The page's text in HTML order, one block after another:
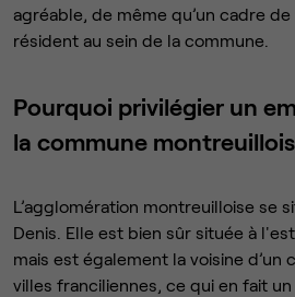
agréable, de même qu’un cadre
résident au sein de la commune.
Pourquoi privilégier un
la commune
L’agglomération montreuilloise se
Denis. Elle est bien sûr située à
mais est également la voisine d’un
villes franciliennes, ce qui en fait